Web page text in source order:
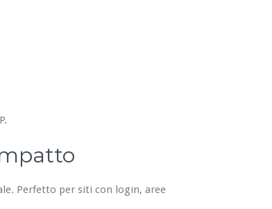
Perfetto per siti con login, aree